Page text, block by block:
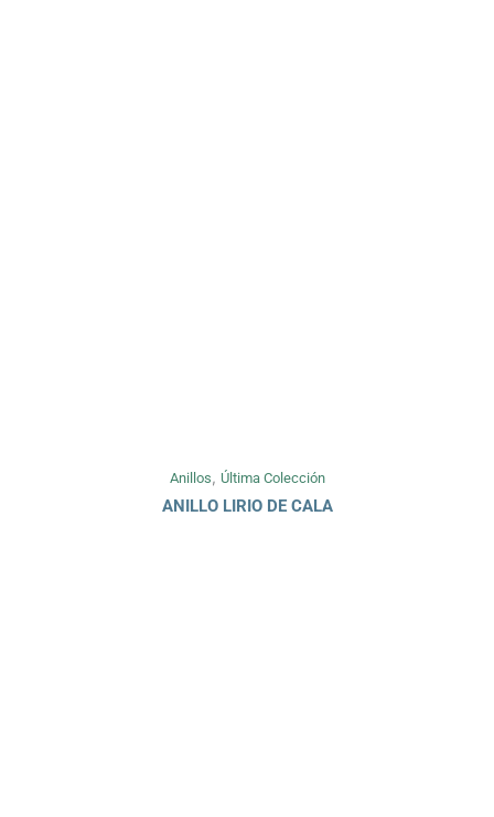
Anillos, Última Colección
ANILLO LIRIO DE CALA